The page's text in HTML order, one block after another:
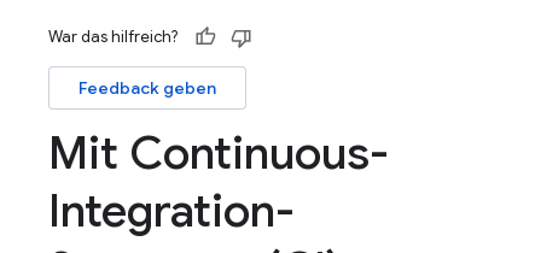
War das hilfreich?
Feedback geben
Mit Continuous-
Integration-